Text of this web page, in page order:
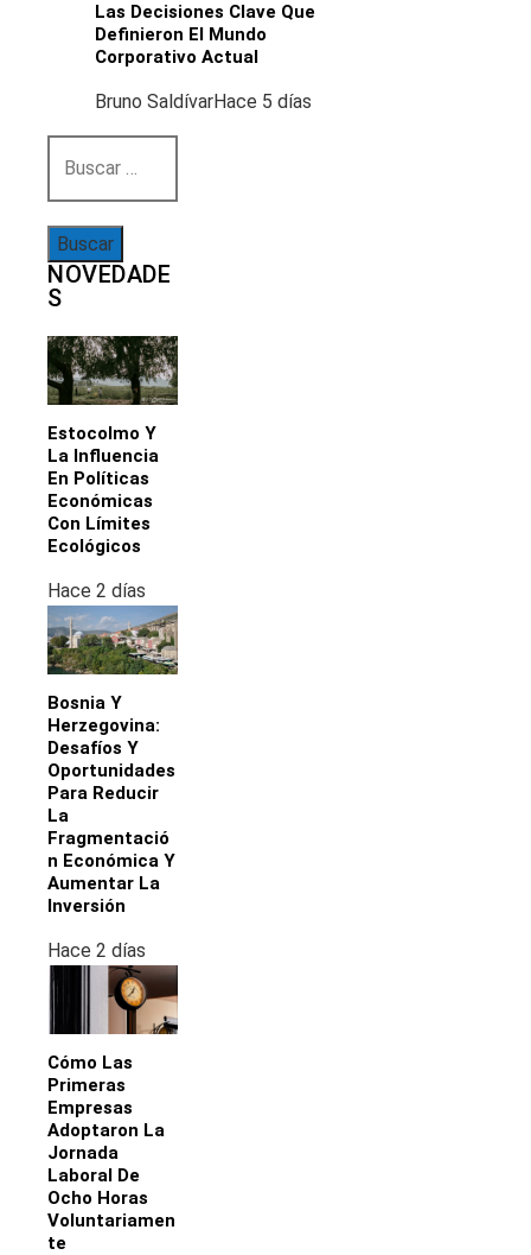
Las Decisiones Clave Que
Definieron El Mundo
Corporativo Actual
Bruno SaldívarHace 5 días
NOVEDADE
S
Estocolmo Y
La Influencia
En Políticas
Económicas
Con Límites
Ecológicos
Hace 2 días
Bosnia Y
Herzegovina:
Desafíos Y
Oportunidades
Para Reducir
La
Fragmentació
N Económica Y
Aumentar La
Inversión
Hace 2 días
Cómo Las
Primeras
Empresas
Adoptaron La
Jornada
Laboral De
Ocho Horas
Voluntariamen
Te